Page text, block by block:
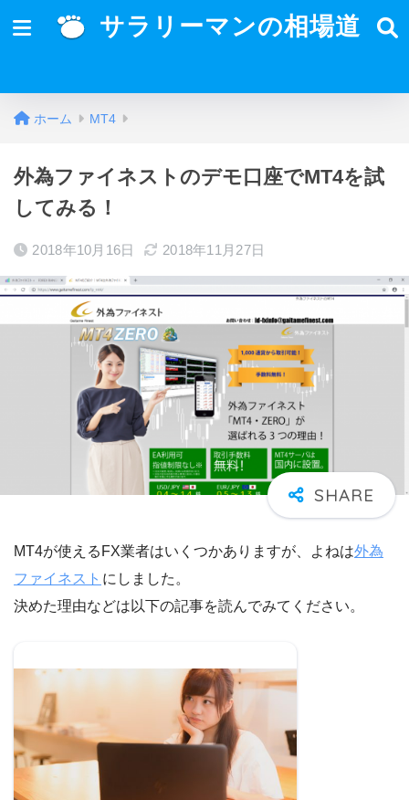
サラリーマンの相場道
ホーム MT4
外為ファイネストのデモ口座でMT4を試
してみる！
2018年10月16日 2018年11月27日
MT4が使えるFX業者はいくつかありますが、よねは外為
ファイネスト にしました。
決めた理由などは以下の記事を読んでみてください。